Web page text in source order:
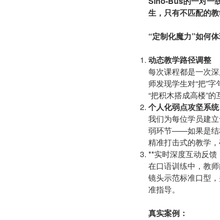
生，只有不匹配的
“定制化魔力”如何
动态教学路径调整
每次课程都是一次
师发现学生对“把”
“把积木搭成高楼”
个人化弱点攻坚系统
我们为每位学员建
弱环节——如果是结
精准打击式的教学
**实时深度互动反馈
在口语训练中，教
镜头示范标准口型
准指导。
真实案例：